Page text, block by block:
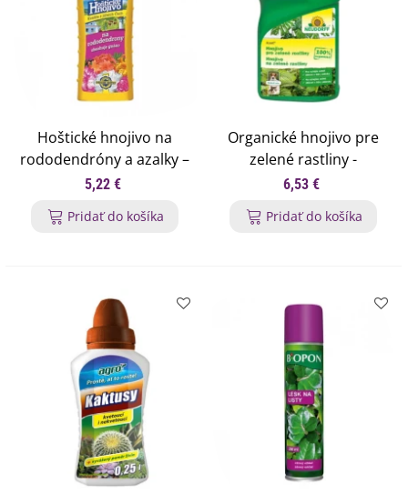
Hoštické hnojivo na
rododendróny a azalky –
Forestina - hnojivá - 500
5,22 €
Pridať do košíka
Organické hnojivo pre
zelené rastliny -
Neudorff - hnojivo - 1 ks
6,53 €
Pridať do košíka